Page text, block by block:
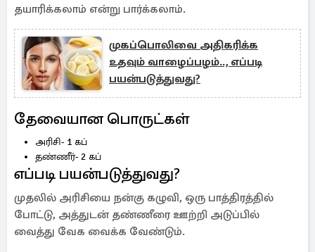
தயாரிக்கலாம் என்று பார்க்கலாம்.
முகப்பொலிவை அதிகரிக்க
உதவும் வாழைப்பழம்.., எப்படி
பயன்படுத்துவது?
தேவையான பொருட்கள்
அரிசி- 1 கப்
தண்ணீர்- 2 கப்
எப்படி பயன்படுத்துவது?
முதலில் அரிசியை நன்கு கழுவி, ஒரு பாத்திரத்தில்
போட்டு, அத்துடன் தண்ணீரை ஊற்றி அடுப்பில்
வைத்து வேக வைக்க வேண்டும்.